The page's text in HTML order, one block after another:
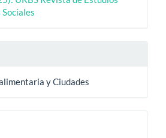
y Ciudades